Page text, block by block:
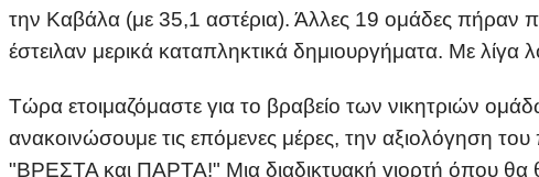
την Καβάλα (με 35,1 αστέρια). Άλλες 19 ομάδες πήραν
έστειλαν μερικά καταπληκτικά δημιουργήματα. Με λίγα
Τώρα ετοιμαζόμαστε για το βραβείο των νικητριών
ανακοινώσουμε τις επόμενες μέρες, την αξιολόγηση
"ΒΡΕΣΤΑ και ΠΑΡΤΑ!" Μια διαδικτυακή γιορτή όπου θα